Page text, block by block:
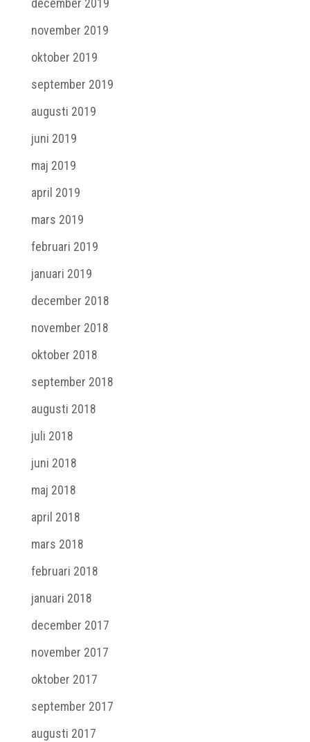
december 2019
november 2019
oktober 2019
september 2019
augusti 2019
juni 2019
maj 2019
april 2019
mars 2019
februari 2019
januari 2019
december 2018
november 2018
oktober 2018
september 2018
augusti 2018
juli 2018
juni 2018
maj 2018
april 2018
mars 2018
februari 2018
januari 2018
december 2017
november 2017
oktober 2017
september 2017
augusti 2017